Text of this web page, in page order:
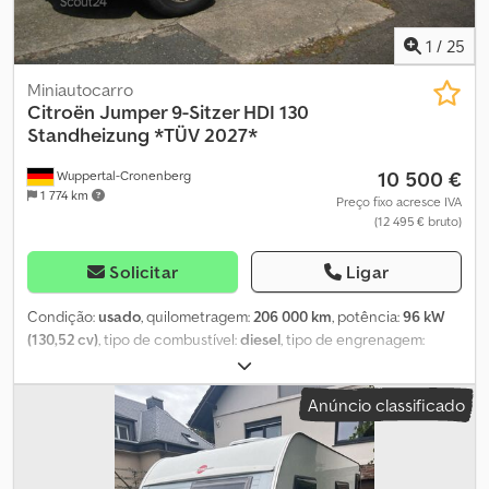
1 / 25
Wuppertal-Cronenberg
1 774 km
Miniautocarro
Citroën Jumper 9-Sitzer HDI 130
Standheizung *TÜV 2027*
10 500 €
Preço fixo acresce IVA
(12 495 € bruto)
Solicitar Ligar
Condição:usado, quilometragem:206 000 km, potência:96 kW
(130,52 cv), tipo de combustível:diesel, tipo de engrenagem:
, primeira matrícula:
próxima inspeção (TÜV):02/2027, classe de emissão:Euro 6, cor:
, número de lugares:9, Ano de fabrico:2015, comprimento
4 963 mm , largura total: 2 050 mm, altura total:2 254 mm
Equipamento:ABS, aquecedor estacionário, ar condicionado,
fecho centralizado, programa eletrónico de estabilidade (ESP)
Anúncio classificado